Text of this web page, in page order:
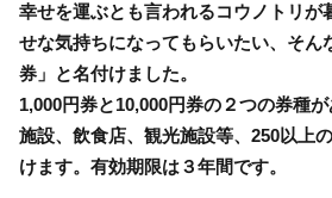
幸せを運ぶとも言われるコウノトリが
せな気持ちになってもらいたい、そん
券」と名付けました。
1,000円券と10,000円券の２つの券種
施設、飲食店、観光施設等、250以上
けます。有効期限は３年間です。